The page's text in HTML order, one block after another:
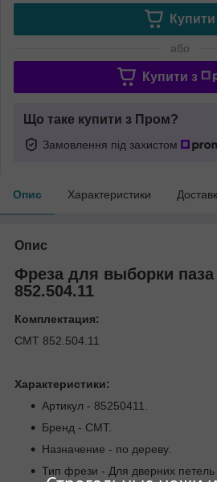
Купити
або
Купити з
Що таке купити з Пром?
Замовлення під захистом
Опис Характеристики
Опис
Фреза для выборки
852.504.11
Комплектация:
СМТ 852.504.11
Характеристики:
Артикул - 85250411.
Бренд - CMT.
Назначение - по дереву.
Тип фрези - Для дверних петель